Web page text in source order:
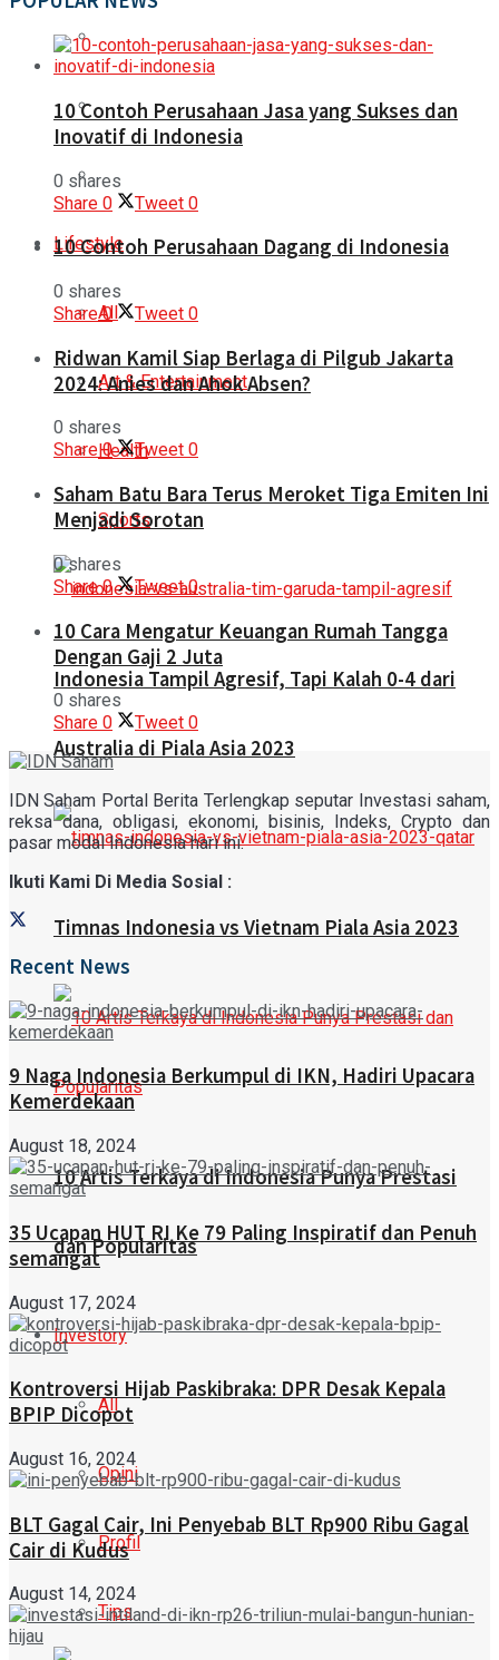
Lifestyle
All
Art & Entertainment
Health
Sports
Indonesia Tampil Agresif, Tapi Kalah 0-4 dari
Australia di Piala Asia 2023
Timnas Indonesia vs Vietnam Piala Asia 2023
10 Artis Terkaya di Indonesia Punya Prestasi
dan Popularitas
Investory
All
Opini
Profil
Tips
10 Contoh Perusahaan Jasa yang Sukses dan
Inovatif di Indonesia
0 shares
Share 0 Tweet 0
10 Contoh Perusahaan Dagang di Indonesia
0 shares
Share 0 Tweet 0
Ridwan Kamil Siap Berlaga di Pilgub Jakarta
2024: Anies dan Ahok Absen?
0 shares
Share 0 Tweet 0
Saham Batu Bara Terus Meroket Tiga Emiten Ini
Menjadi Sorotan
0 shares
Share 0 Tweet 0
10 Cara Mengatur Keuangan Rumah Tangga
Dengan Gaji 2 Juta
0 shares
Share 0 Tweet 0
IDN Saham Portal Berita Terlengkap seputar Investasi saham,
reksa dana, obligasi, ekonomi, bisinis, Indeks, Crypto dan
pasar modal Indonesia hari ini.
Ikuti Kami Di Media Sosial :
Recent News
9 Naga Indonesia Berkumpul di IKN, Hadiri Upacara
Kemerdekaan
August 18, 2024
35 Ucapan HUT RI Ke 79 Paling Inspiratif dan Penuh
semangat
August 17, 2024
Kontroversi Hijab Paskibraka: DPR Desak Kepala
BPIP Dicopot
August 16, 2024
BLT Gagal Cair, Ini Penyebab BLT Rp900 Ribu Gagal
Cair di Kudus
August 14, 2024